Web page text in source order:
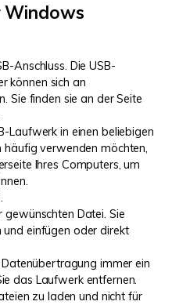
Windows
Anschluss. Die USB-
können sich an
Sie finden sie an der Seite
Laufwerk in einen beliebigen
häufig verwenden möchten,
Ihres Computers, um
gewünschten Datei. Sie
einfügen oder direkt
immer ein
das Laufwerk entfernen.
zu laden und nicht für